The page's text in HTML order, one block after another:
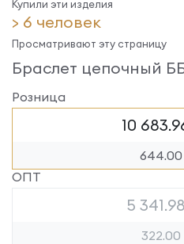
Купили эти изделия
> 6 человек
Просматривают эту страницу
Браслет цепочный
Розница
10
ОПТ
5